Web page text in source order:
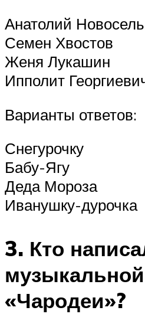
Анатолий
Семен Хвостов
Женя Лукашин
Ипполит
Варианты ответов:
Снегурочку
Бабу-Ягу
Деда Мороза
Иванушку-дурочка
3. Кто
«Чародеи»?